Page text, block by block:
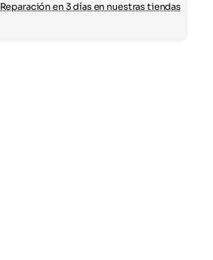
Reparación en 3 días en nuestras tiendas